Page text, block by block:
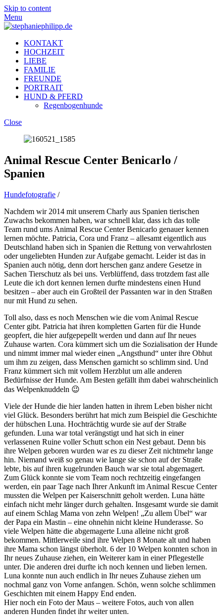
Skip to content
Menu
KONTAKT
HOCHZEIT
LIEBE
FAMILIE
FREUNDE
PORTRAIT
HUND & PFERD
Regenbogenhunde
Close
Animal Rescue Center Benicarlo /
Spanien
Hundefotografie /
Nachdem wir 2014 mit unserem Charly aus Spanien tierischen
Zuwachs bekommen haben, war schnell klar, dass ich das tolle
Team rund ums Animal Rescue Center Benicarlo genauer kennen
lernen möchte. Patricia, Cora und Franz – allesamt eigentlich aus
Deutschland haben sich in Spanien die Rettung von verwahrlosten
oder ungeliebten Hunden zur Aufgabe gemacht. Leider ist das in
Spanien auch nötig, denn dort herschen ganz andere Gesetze in
Sachen Tierschutz als bei uns. Verblüffend, dass trotzdem fast alle
Leute die ich dort kennen lernen durfte mindestens einen Hund
besitzen – aber auch ein Großteil der Passanten war in den Straßen
nur mit Hund zu sehen.
Toll also, dass es noch Menschen wie die vom Animal Rescue
Center gibt. Patricia hat ihren kompletten Garten für die Hunde
geopfert, die hier aufgepepellt werden und dann auf Ihr neues
Zuhause warten. Cora kümmert sich um die Sozialisation der Hunde
und nimmt immer mal wieder einen „Angsthund“ unter ihre Obhut
um ihm zu zeigen, dass Menschen garnicht so schlimm sind. Und
Franz kümmert sich mit vollem Herzblut um alle anderen
Bedürfnisse der Hunde. Am Besten gefällt ihm dabei wahrscheinlich
das Welpenknuddeln 😉
Viele der Hunde die hier landen hatten in ihrem Leben bisher nicht
viel Glück. Besonders berührt hat mich zum Beispiel die Geschichte
der hübschen Luna. Hochträchtig wurde sie auf der Straße
gefunden. Luna war total verängstigt und hat sich in einer
verlassenen Ruine voller Schutt schon ein Nest gebaut. Denn bis
ihre Welpen geboren wurden war es zu dieser Zeit nichtmehr lange
hin. Niemand weiß so genau wie lange sie schon auf der Straße
lebte, bis auf ihren kugelrunden Bauch war sie total abgemagert.
Zum Glück konnte sie vom Team noch rechtzeitig eingefangen
werden, ein paar Tage nach Ihrer Ankunft im Animal Rescue Center
mussten die Welpen per Kaiserschnitt geholt werden. Luna hätte
einfach nicht mehr länger durch gehalten. Insgesamt wurde sie damit
auf einem Schlag Mama von zehn Welpen! „Zu allem Übel“ war
der Papa ein Mastin – eine ohnehin nicht kleine Hunderasse. So
viele Welpen hätte die abgemagerte Luna alleine nicht groß
bekommen. Mittlerweile sind ihre Welpen 8 Monate alt und haben
ihre Mama schon längst überholt. 6 der 10 Welpen konnten schon in
Ihr neues Zuhause ziehen, ein Weiterer kam in einer Pflegestelle
unter. Die anderen drei durfte ich noch kennen und lieben lernen.
Luna konnte nun auch endlich in Ihr neues Zuhause ziehen um
nochmal ganz von Vorne anfangen. Schön, wenn solche schlimmen
Geschichten mit einem Happy End enden.
Hier noch ein Foto der Maus – weitere Fotos, auch von allen
anderen Hunden findet ihr weiter unten.